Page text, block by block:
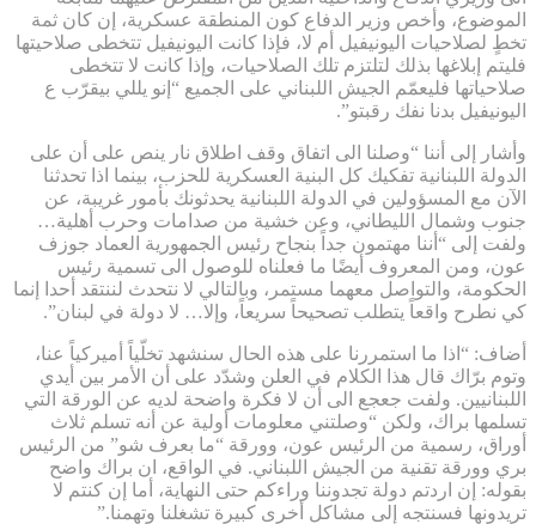
الموضوع، وأخص وزير الدفاع كون المنطقة عسكرية، إن كان ثمة
تخطٍ لصلاحيات اليونيفيل أم لا، فإذا كانت اليونيفيل تتخطى صلاحيتها
فليتم إبلاغها بذلك لتلتزم تلك الصلاحيات، وإذا كانت لا تتخطى
صلاحياتها فليعمّم الجيش اللبناني على الجميع “إنو يللي بيقرّب ع
اليونيفيل بدنا نفك رقبتو”.
وأشار إلى أننا “وصلنا الى اتفاق وقف اطلاق نار ينص على أن على
الدولة اللبنانية تفكيك كل البنية العسكرية للحزب، بينما اذا تحدثنا
الآن مع المسؤولين في الدولة اللبنانية يحدثونك بأمور غريبة، عن
جنوب وشمال الليطاني، وعن خشية من صدامات وحرب أهلية…
ولفت إلى “أننا مهتمون جداً بنجاح رئيس الجمهورية العماد جوزف
عون، ومن المعروف أيضًا ما فعلناه للوصول الى تسمية رئيس
الحكومة، والتواصل معهما مستمر، وبالتالي لا نتحدث لننتقد أحدا إنما
كي نطرح واقعاً يتطلب تصحيحاً سريعاً، وإلا… لا دولة في لبنان”.
أضاف: “اذا ما استمررنا على هذه الحال سنشهد تخلّياً أميركياً عنا،
وتوم برّاك قال هذا الكلام في العلن وشدّد على أن الأمر بين أيدي
اللبنانيين. ولفت جعجع الى أن لا فكرة واضحة لديه عن الورقة التي
تسلمها براك، ولكن “وصلتني معلومات أولية عن أنه تسلم ثلاث
أوراق، رسمية من الرئيس عون، وورقة “ما بعرف شو” من الرئيس
بري وورقة تقنية من الجيش اللبناني. في الواقع، ان براك واضح
بقوله: إن اردتم دولة تجدوننا وراءكم حتى النهاية، أما إن كنتم لا
تريدونها فسنتجه إلى مشاكل أخرى كبيرة تشغلنا وتهمنا.”